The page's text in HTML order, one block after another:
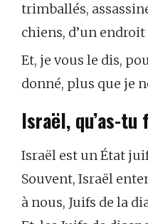
trimballés,
chiens, d’un
Et, je vous le dis,
donné, plus que je
Israël, qu’as-tu
Israël est un État
Souvent, Israël
à nous, Juifs de la